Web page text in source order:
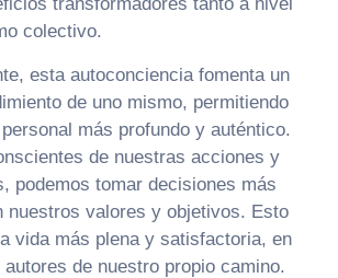
colectivo.
esta autoconciencia fomenta un
de uno mismo, permitiendo
más profundo y auténtico.
de nuestras acciones y
podemos tomar decisiones más
nuestros valores y objetivos. Esto
vida más plena y satisfactoria, en
de nuestro propio camino.